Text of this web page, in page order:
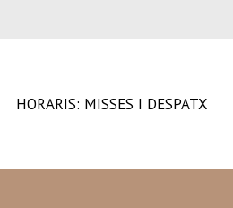
HORARIS: MISSES I DESPATX